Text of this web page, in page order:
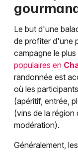
Le but d'une
de profiter d'une
campagne le
populaires en
randonnée est
où les
(apéritif, entrée,
(vins de la
modération).
Généralement,